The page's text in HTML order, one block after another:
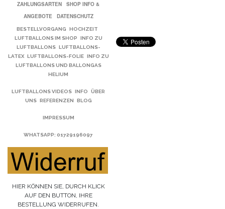
ZAHLUNGSARTEN
SHOP INFO &
ANGEBOTE
DATENSCHUTZ
BESTELLVORGANG
HOCHZEIT
LUFTBALLONS IM SHOP
INFO ZU
LUFTBALLONS
LUFTBALLONS-
LATEX
LUFTBALLONS-FOLIE
INFO ZU
LUFTBALLONS UND BALLONGAS
HELIUM
LUFTBALLONS VIDEOS INFO
ÜBER
UNS
REFERENZEN BLOG
IMPRESSUM
WHATSAPP: 01729196097
HIER KÖNNEN SIE, DURCH KLICK
AUF DEN BUTTON, IHRE
BESTELLUNG WIDERRUFEN.